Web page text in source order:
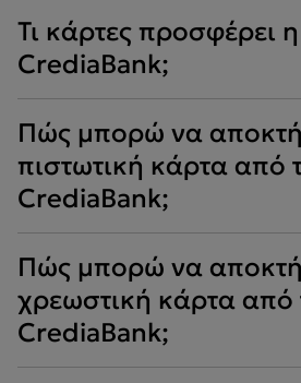
Τι κάρτες προσφέρει η
CrediaBank;
Πώς μπορώ να
πιστωτική κάρτα από
CrediaBank;
Πώς μπορώ να
χρεωστική κάρτα από
CrediaBank;